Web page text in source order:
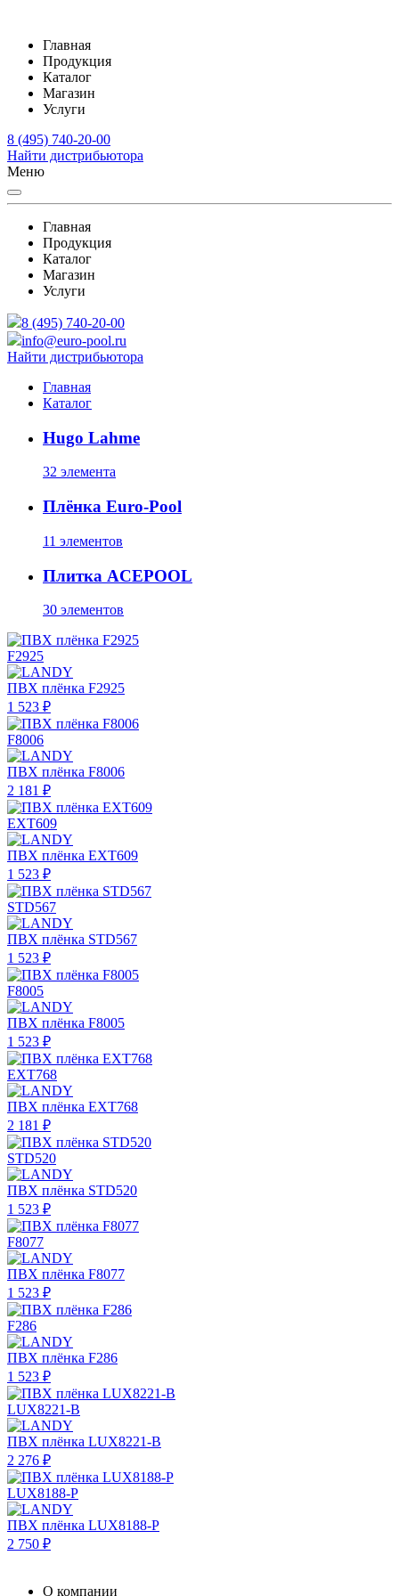
Главная
Продукция
Каталог
Магазин
Услуги
8 (495) 740-20-00
Найти дистрибьютора
Меню
Главная
Продукция
Каталог
Магазин
Услуги
8 (495) 740-20-00
info@euro-pool.ru
Найти дистрибьютора
Главная
Каталог
Hugo Lahme
32 элемента
Плёнка Euro-Pool
11 элементов
Плитка ACEPOOL
30 элементов
F2925
ПВХ плёнка F2925
1 523 ₽
F8006
ПВХ плёнка F8006
2 181 ₽
EXT609
ПВХ плёнка EXT609
1 523 ₽
STD567
ПВХ плёнка STD567
1 523 ₽
F8005
ПВХ плёнка F8005
1 523 ₽
EXT768
ПВХ плёнка EXT768
2 181 ₽
STD520
ПВХ плёнка STD520
1 523 ₽
F8077
ПВХ плёнка F8077
1 523 ₽
F286
ПВХ плёнка F286
1 523 ₽
LUX8221-B
ПВХ плёнка LUX8221-B
2 276 ₽
LUX8188-P
ПВХ плёнка LUX8188-P
2 750 ₽
О компании